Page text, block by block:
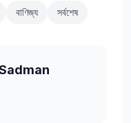
বাণিজ্য সর্বশেষ